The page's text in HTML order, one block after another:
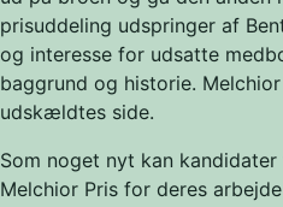
prisuddeling udspringer af
og interesse for udsatte
baggrund og historie.
udskældtes side.
Som noget nyt kan
Melchior Pris for deres